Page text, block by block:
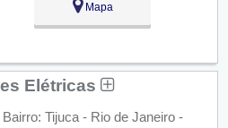
Mapa
Elétricas
Tijuca - Rio de Janeiro -